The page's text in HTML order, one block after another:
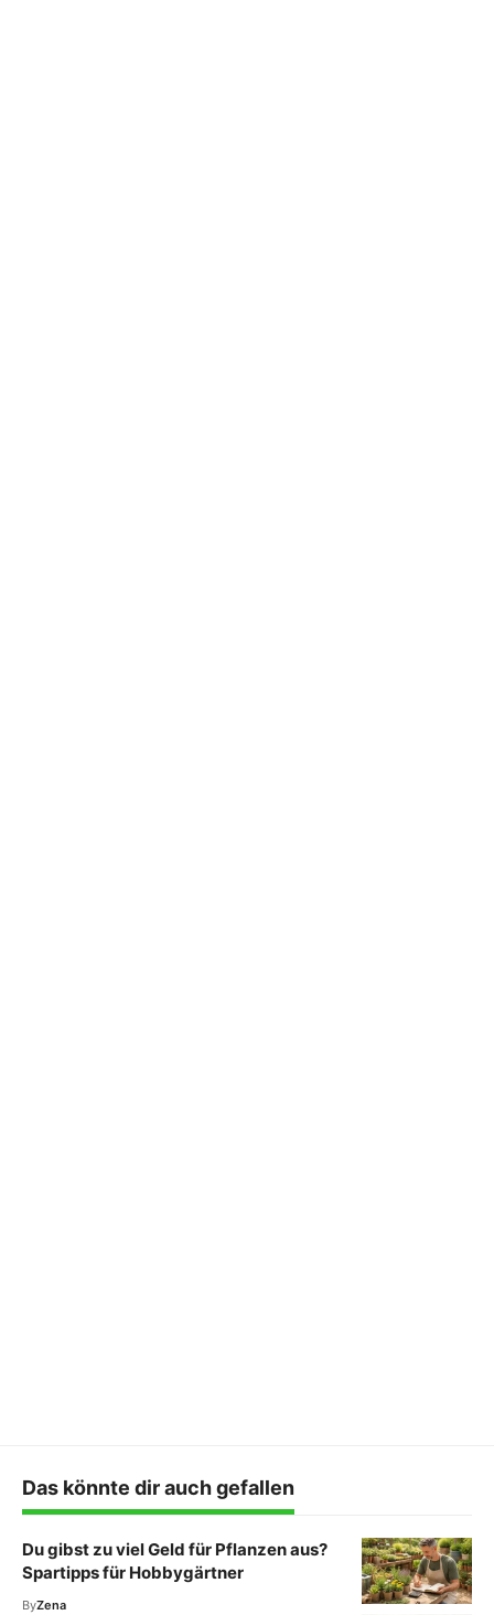
Das könnte dir auch gefallen
Du gibst zu viel Geld für Pflanzen aus?
Spartipps für Hobbygärtner
ByZena